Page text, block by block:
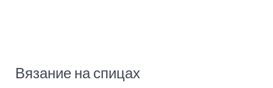
Вязание на спицах